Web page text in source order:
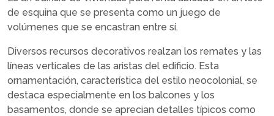
de esquina que se presenta como un juego de
volúmenes que se encastran entre sí.
Diversos recursos decorativos realzan los remates y las
líneas verticales de las aristas del edificio. Esta
ornamentación, característica del estilo neocolonial, se
destaca especialmente en los balcones y los
basamentos, donde se aprecian detalles típicos como